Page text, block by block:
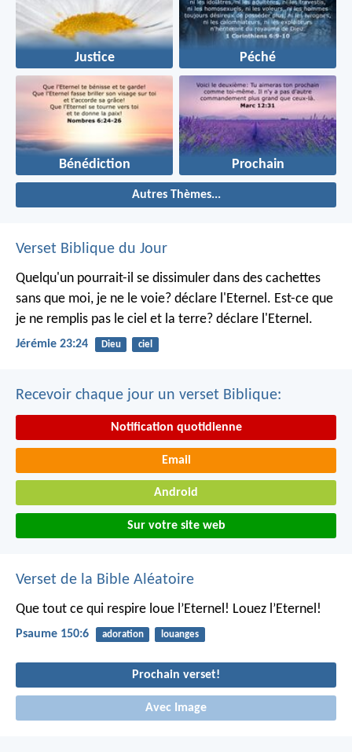
Justice Péché
Bénédiction Prochain
Autres Thèmes...
Verset Biblique du Jour
Quelqu'un pourrait-il se dissimuler dans des cachettes
sans que moi, je ne le voie? déclare l'Eternel. Est-ce que
je ne remplis pas le ciel et la terre? déclare l'Eternel.
Jérémie 23:24 Dieu ciel
Recevoir chaque jour un verset Biblique:
Notification quotidienne
Email
Android
Sur votre site web
Verset de la Bible Aléatoire
Que tout ce qui respire loue l’Eternel! Louez l’Eternel!
Psaume 150:6 adoration louanges
Prochain verset!
Avec Image